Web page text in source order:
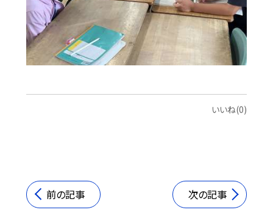
いいね(0)
前の記事 次の記事